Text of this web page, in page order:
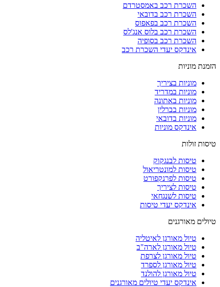
השכרת רכב באמסטרדם
השכרת רכב בדובאי
השכרת רכב בפאפוס
השכרת רכב בלוס אנג'לס
השכרת רכב בסופיה
אינדקס יעדי השכרת רכב
הזמנת מוניות
מוניות בציריך
מוניות במדריד
מוניות באתונה
מוניות בברלין
מוניות בדובאי
אינדקס מוניות
טיסות זולות
טיסות לבנגקוק
טיסות למונטריאול
טיסות לפרנקפורט
טיסות לציריך
טיסות לשנגחאי
אינדקס יעדי טיסות
טיולים מאורגנים
טיול מאורגן לאיטליה
טיול מאורגן לארה"ב
טיול מאורגן לצרפת
טיול מאורגן לספרד
טיול מאורגן להולנד
אינדקס יעדי טיולים מאורגנים